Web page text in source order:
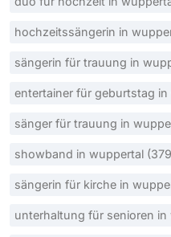
hochzeitssängerin in
sängerin für trauung in
entertainer für geburtstag
sänger für trauung in
showband in wuppertal
sängerin für kirche in
unterhaltung für senioren